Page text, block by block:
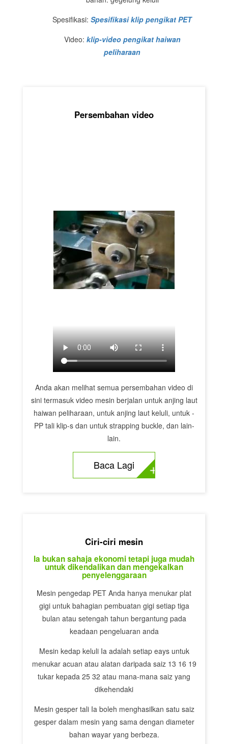
Spesifikasi:Spesifikasi klip pengikat PET
Video: klip-video pengikat haiwan
peliharaan
Persembahan video
Anda akan melihat semua persembahan video di
sini termasuk video mesin berjalan untuk anjing laut
haiwan peliharaan, untuk anjing laut keluli, untuk -
PP tali klip-s dan untuk strapping buckle, dan lain-
lain.
Baca Lagi
Ciri-ciri mesin
Ia bukan sahaja ekonomi tetapi juga mudah
untuk dikendalikan dan mengekalkan
penyelenggaraan
Mesin pengedap PET Anda hanya menukar plat
gigi untuk bahagian pembuatan gigi setiap tiga
bulan atau setengah tahun bergantung pada
keadaan pengeluaran anda
Mesin kedap keluli Ia adalah setiap eays untuk
menukar acuan atau alatan daripada saiz 13 16 19
tukar kepada 25 32 atau mana-mana saiz yang
dikehendaki
Mesin gesper tali Ia boleh menghasilkan satu saiz
gesper dalam mesin yang sama dengan diameter
bahan wayar yang berbeza.